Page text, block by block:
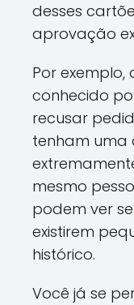
desses
aprovação
Por
conhecido
recusar
tenham uma
mesmo
podem ver
existirem
histórico.
Você já se